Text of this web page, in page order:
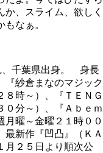
、スライム、欲しく
なぁ。
、千葉県出身。 身長
紗倉まなのマジック
８時～）、『ＴＥＮＧ
０分～）、『Ａｂｅｍ
月曜～金曜２１時００
最新作『凹凸』（ＫＡ
月２５日より順次公